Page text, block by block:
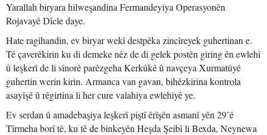
Yarallah biryara hilweşandina Fermandeyiya Operasyonên
Rojavayê Dîcle daye.
Hate ragihandin, ev biryar wekî destpêka zincîreyek guhertinan e.
Tê çaverêkirin ku di demeke nêz de di gelek postên giring ên ewlehî
û leşkerî de li sînorê parêzgeha Kerkûkê û navçeya Xurmatûyê
guhertin werin kirin. Armanca van gavan, bihêzkirina kontrola
asayîşê û rêgirtina li her cure valahiya ewlehiyê ye.
Ev serdan û amadebaşiya leşkerî piştî êrîşên asmanî yên 29’ê
Tîrmeha borî tê, ku tê de binkeyên Heşda Şeibî li Bexda, Neynewa